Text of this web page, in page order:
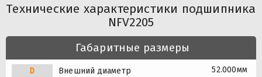
Технические характеристики подшипника
NFV2205
Габаритные размеры
D Внешний диаметр 52.000мм